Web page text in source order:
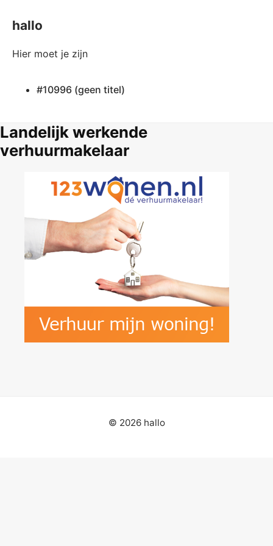
hallo
Hier moet je zijn
#10996 (geen titel)
Landelijk werkende
verhuurmakelaar
© 2026 hallo